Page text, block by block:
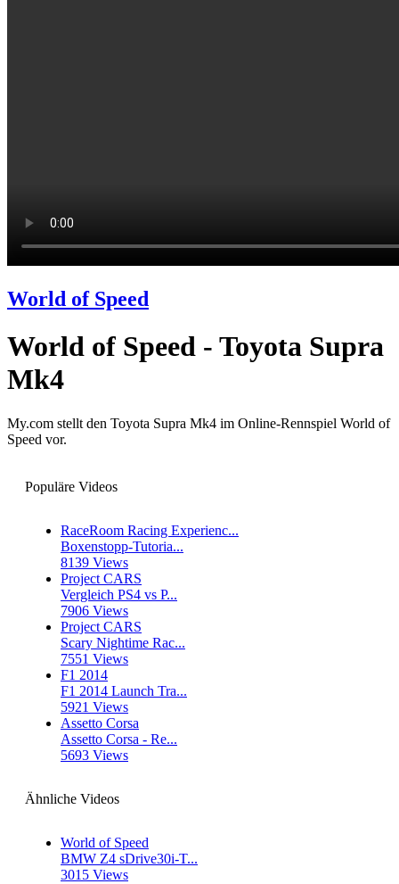
World of Speed
World of Speed - Toyota Supra
Mk4
My.com stellt den Toyota Supra Mk4 im Online-Rennspiel World of
Speed vor.
Populäre Videos
RaceRoom Racing Experienc...
Boxenstopp-Tutoria...
8139 Views
Project CARS
Vergleich PS4 vs P...
7906 Views
Project CARS
Scary Nightime Rac...
7551 Views
F1 2014
F1 2014 Launch Tra...
5921 Views
Assetto Corsa
Assetto Corsa - Re...
5693 Views
Ähnliche Videos
World of Speed
BMW Z4 sDrive30i-T...
3015 Views